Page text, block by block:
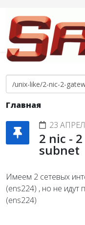
Главная
23
2 nic -
subnet
Имеем 2 сетевых
(ens224) , но не идут
(ens224)